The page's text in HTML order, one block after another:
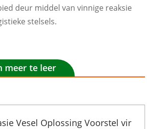
deur middel van vinnige reaksie
stelsels.
meer te leer
Vesel Oplossing Voorstel vir